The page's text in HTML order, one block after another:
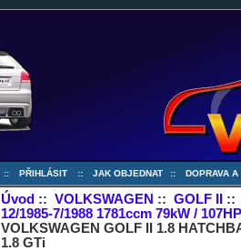
:: PŘIHLÁSIT :: JAK OBJEDNAT :: DOPRAVA A
Úvod ::VOLKSWAGEN ::GOLF II
12/1985-7/1988 1781ccm 79kW /
VOLKSWAGEN GOLF II 1.8
1.8 GTi